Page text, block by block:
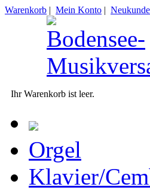
Warenkorb | Mein Konto |
Ihr Warenkorb ist leer.
Orgel
Klavier/